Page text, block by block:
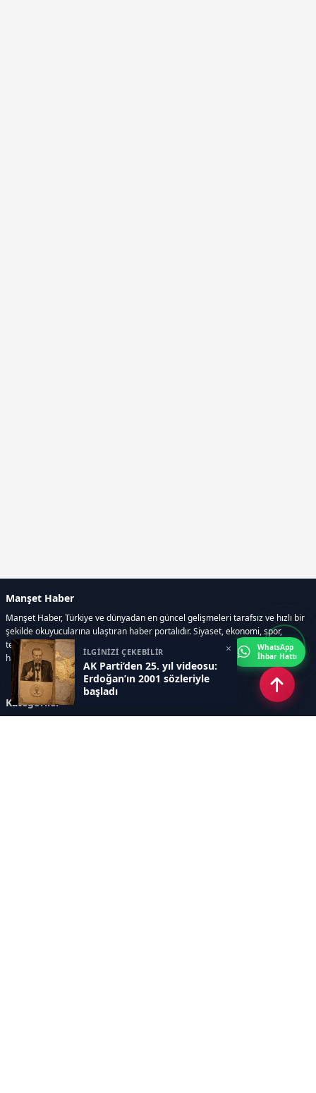
İLGİNİZİ ÇEKEBİLİR
AK Parti’den 25. yıl videosu:
Erdoğan’ın 2001 sözleriyle
başladı
×
Manşet Haber
Manşet Haber, Türkiye ve dünyadan en güncel gelişmeleri tarafsız ve hızlı bir
şekilde okuyucularına ulaştıran haber portalıdır. Siyaset, ekonomi, spor,
teknoloji, kültür-sanat ve yaşam kategorilerinde doğru, güvenilir ve anlık
haberler sunar.
Kategoriler
WhatsApp
İhbar Hattı